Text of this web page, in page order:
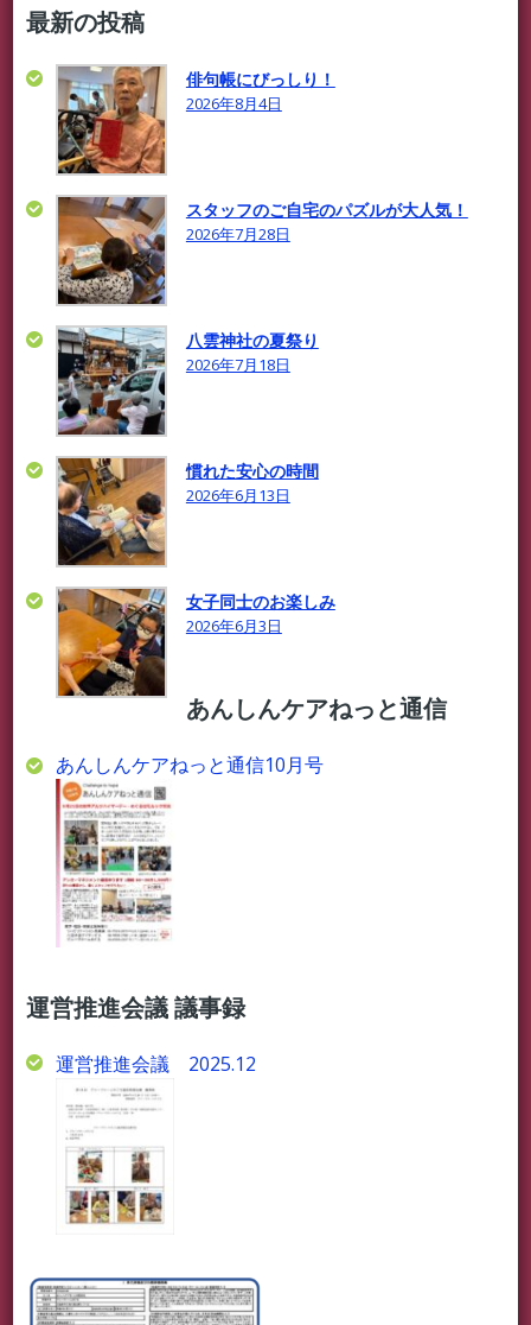
最新の投稿
俳句帳にびっしり！
2026年8月4日
スタッフのご自宅のパズルが大人気！
2026年7月28日
八雲神社の夏祭り
2026年7月18日
慣れた安心の時間
2026年6月13日
女子同士のお楽しみ
2026年6月3日
あんしんケアねっと通信
あんしんケアねっと通信10月号
運営推進会議 議事録
運営推進会議 2025.12